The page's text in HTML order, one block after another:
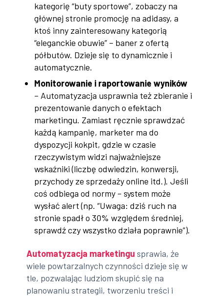
kategorię “buty sportowe”, zobaczy na
głównej stronie promocję na adidasy, a
ktoś inny zainteresowany kategorią
“eleganckie obuwie” – baner z ofertą
półbutów. Dzieje się to dynamicznie i
automatycznie.
Monitorowanie i raportowanie wyników
– Automatyzacja usprawnia też zbieranie i
prezentowanie danych o efektach
marketingu. Zamiast ręcznie sprawdzać
każdą kampanię, marketer ma do
dyspozycji kokpit, gdzie w czasie
rzeczywistym widzi najważniejsze
wskaźniki (liczbę odwiedzin, konwersji,
przychody ze sprzedaży online itd.). Jeśli
coś odbiega od normy – system może
wysłać alert (np. “Uwaga: dziś ruch na
stronie spadł o 30% względem średniej,
sprawdź czy wszystko działa poprawnie”).
Automatyzacja marketingu sprawia, że
wiele powtarzalnych czynności dzieje się w
tle, pozwalając ludziom skupić się na
planowaniu strategii, tworzeniu treści i